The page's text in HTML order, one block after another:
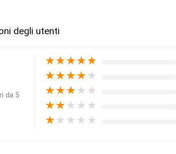
degli utenti
da 5
★★★★★
★★★★ ★
★★★ ★ ★
★★ ★ ★ ★
★ ★ ★ ★ ★